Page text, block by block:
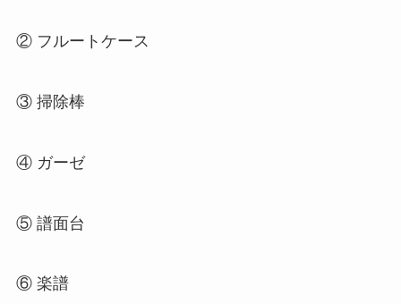
② フルートケース
③ 掃除棒
④ ガーゼ
⑤ 譜面台
⑥ 楽譜